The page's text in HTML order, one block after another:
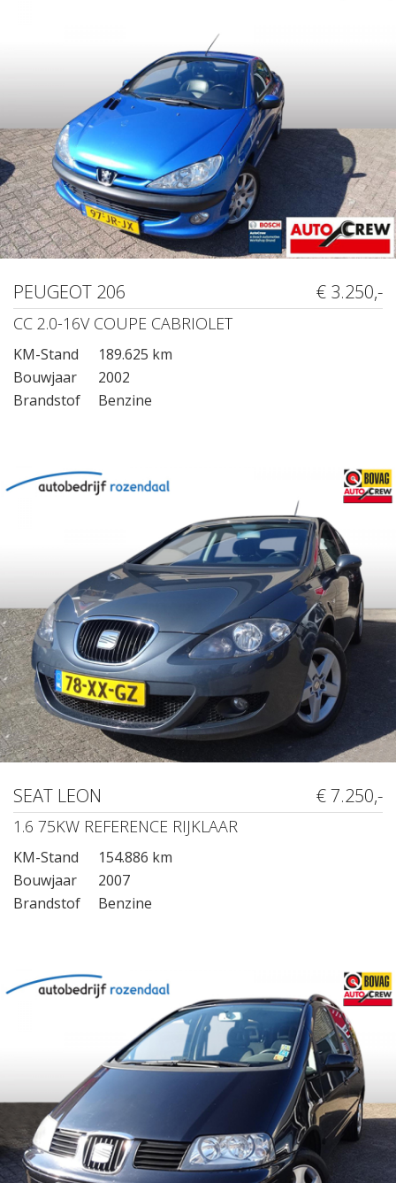
PEUGEOT 206 € 3.250,-
CC 2.0-16V COUPE CABRIOLET
KM-Stand
189.625 km
Bouwjaar
2002
Brandstof
Benzine
SEAT LEON € 7.250,-
1.6 75KW REFERENCE RIJKLAAR
KM-Stand
154.886 km
Bouwjaar
2007
Brandstof
Benzine